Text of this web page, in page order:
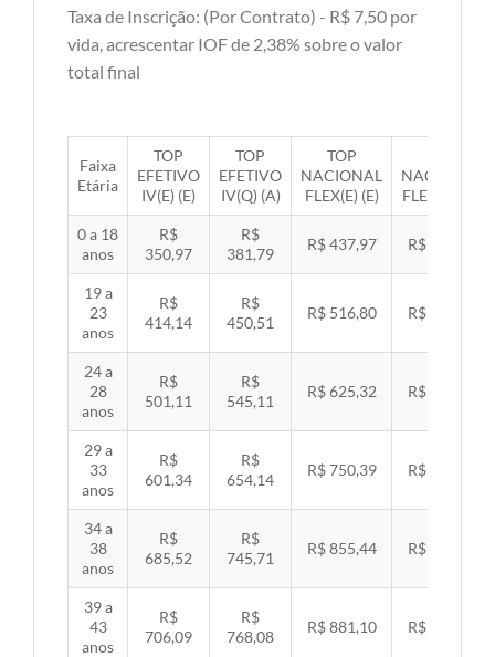
Taxa de Inscrição: (Por Contrato) - R$ 7,50 por
vida, acrescentar IOF de 2,38% sobre o valor
total final
Faixa
Etária
TOP
EFETIVO
IV(E) (E)
TOP
EFETIVO
IV(Q) (A)
TOP
NACIONAL
FLEX(E) (E)
NACIONAL
FLEX(Q) (A)
0 a 18
anos
R$
350,97
R$
381,79
R$ 437,97 R$ 451,33
19 a
23
anos
R$
414,14
R$
450,51
R$ 516,80 R$ 532,57
24 a
28
anos
R$
501,11
R$
545,11
R$ 625,32 R$ 644,40
29 a
33
anos
R$
601,34
R$
654,14
R$ 750,39 R$ 773,29
34 a
38
anos
R$
685,52
R$
745,71
R$ 855,44 R$ 881,54
39 a
43
anos
R$
706,09
R$
768,08
R$ 881,10 R$ 907,99